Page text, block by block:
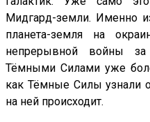
Мидгард-земли. Именно
планета-земля на
непрерывной войны
Тёмными Силами уже
как Тёмные Силы узнали
на ней происходит.